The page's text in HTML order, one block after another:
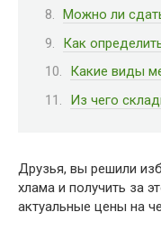
Можно ли
Как
Какие виды
Из чего
Друзья, вы решили
хлама и получить за
актуальные цены на